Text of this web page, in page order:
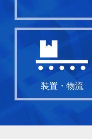
装置・物流